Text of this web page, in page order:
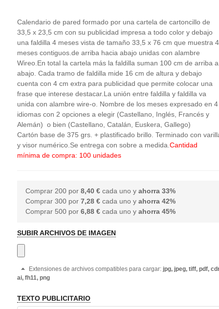
Calendario de pared formado por una cartela de cartoncillo de
33,5 x 23,5 cm con su publicidad impresa a todo color y debajo
una faldilla 4 meses vista de tamaño 33,5 x 76 cm que muestra 4
meses contiguos.de arriba hacia abajo unidas con alambre
Wireo.En total la cartela más la faldilla suman 100 cm de arriba a
abajo. Cada tramo de faldilla mide 16 cm de altura y debajo
cuenta con 4 cm extra para publicidad que permite colocar una
frase que interese destacar.La unión entre faldilla y faldilla va
unida con alambre wire-o. Nombre de los meses expresado en 4
idiomas con 2 opciones a elegir (Castellano, Inglés, Francés y
Alemán) o bien (Castellano, Catalán, Euskera, Gallego)
Cartón base de 375 grs. + plastificado brillo. Terminado con
y visor numérico.Se entrega con sobre a medida. Cantidad
mínima de compra: 100 unidades
Comprar 200 por8,40 € cada uno yahorra33%
Comprar 300 por7,28 € cada uno yahorra42%
Comprar 500 por6,88 € cada uno yahorra45%
SUBIR ARCHIVOS DE IMAGEN
Extensiones de archivos compatibles para cargar: jpg, jpeg, tiff, pdf,
ai, fh11, png
TEXTO PUBLICITARIO